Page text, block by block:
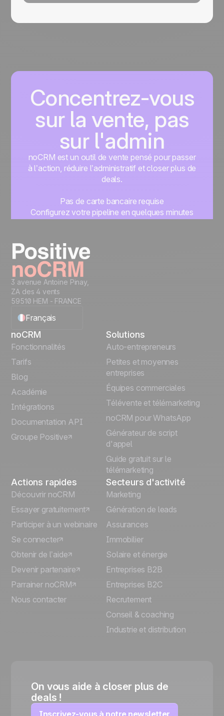
Concentrez-vous
sur la vente, pas
sur l'admin
noCRM est un outil de vente pensé pour passer
à l’action, réduire l’administratif et closer plus de
deals.
Pas de carte bancaire requise
Configurez votre pipeline en quelques minutes
3 avenue Antoine Pinay,
ZA des 4 vents
59510 HEM - FRANCE
Français
English
Português
Italiano
Deutsch
noCRM
Fonctionnalités
Tarifs
Blog
Académie
Intégrations
Documentation API
Groupe Positive
Solutions
Auto-entrepreneurs
Petites et moyennes
entreprises
Équipes commerciales
Télévente et télémarketing
noCRM pour WhatsApp
Générateur de script
d'appel
Guide gratuit sur le
télémarketing
Actions rapides
Découvrir noCRM
Essayer gratuitement
Participer à un webinaire
Se connecter
Obtenir de l’aide
Devenir partenaire
Parrainer noCRM
Nous contacter
Secteurs d'activité
Marketing
Génération de leads
Assurances
Immobilier
Solaire et énergie
Entreprises B2B
Entreprises B2C
Recrutement
Conseil & coaching
Industrie et distribution
On vous aide à closer plus de
deals !